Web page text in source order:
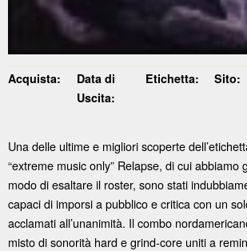
Acquista:
Data di
Uscita:
Etichetta: Sito:
Una delle ultime e migliori scoperte
“extreme music only” Relapse, di cui abbiamo
modo di esaltare il roster, sono stati
capaci di imporsi a pubblico e critica con un
acclamati all’unanimità. Il combo
misto di sonorità hard e grind-core uniti a